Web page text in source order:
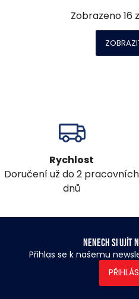
Zobrazeno16 z
Rychlost
Doručení už do 2 pracovních
dnů
Nenech si ujít
Přihlas se k našemu